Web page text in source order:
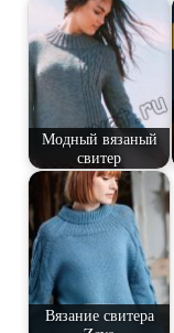
Модный вязаный
свитер
Вязание свитера